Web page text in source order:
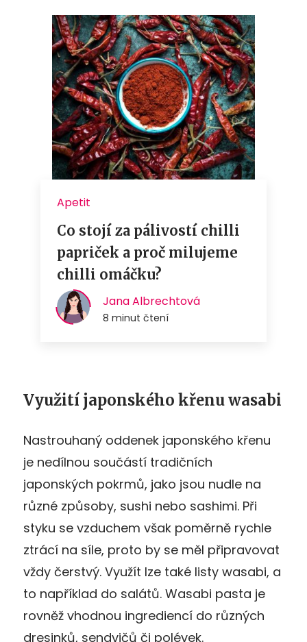
Využití japonského křenu wasabi
Nastrouhaný oddenek japonského křenu
je nedílnou součástí tradičních
japonských pokrmů, jako jsou nudle na
různé způsoby, sushi nebo sashimi. Při
styku se vzduchem však poměrně rychle
ztrácí na síle, proto by se měl připravovat
vždy čerstvý. Využít lze také listy wasabi, a
to například do salátů. Wasabi pasta je
rovněž vhodnou ingrediencí do různých
dresinků, sendvičů či polévek.